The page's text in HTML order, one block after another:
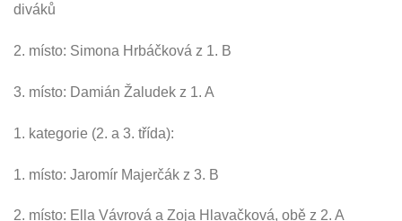
diváků
2. místo: Simona Hrbáčková z 1. B
3. místo: Damián Žaludek z 1. A
1. kategorie (2. a 3. třída):
1. místo: Jaromír Majerčák z 3. B
2. místo: Ella Vávrová a Zoja Hlavačková, obě z 2. A